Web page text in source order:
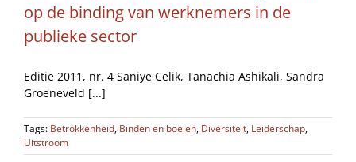
op de binding van werknemers in de
publieke sector
Editie 2011, nr. 4 Saniye Celik, Tanachia Ashikali, Sandra
Groeneveld [...]
Tags: Betrokkenheid, Binden en boeien, Diversiteit, Leiderschap,
Uitstroom